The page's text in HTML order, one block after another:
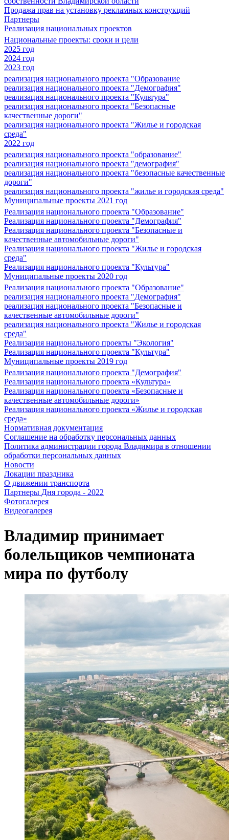
Продажа прав на установку рекламных конструкций
Партнеры
Реализация национальных проектов
Национальные проекты: сроки и цели
2025 год
2024 год
2023 год
реализация национального проекта "Образование
реализация национального проекта "Демография"
реализация национального проекта "Культура"
реализация национального проекта "Безопасные
качественные дороги"
реализация национального проекта "Жилье и городская
среда"
2022 год
реализация национального проекта "образование"
реализация национального проекта "демография"
реализация национального проекта "безопасные качественные
дороги"
реализация национального проекта "жилье и городская среда"
Муниципальные проекты 2021 год
Реализация национального проекта "Образование"
Реализация национального проекта "Демография"
Реализация национального проекта "Безопасные и
качественные автомобильные дороги"
Реализация национального проекта "Жилье и городская
среда"
Реализация национального проекта "Культура"
Муниципальные проекты 2020 год
Реализация национального проекта "Образование"
реализация национального проекта "Демография"
реализация национального проекта "Безопасные и
качественные автомобильные дороги"
реализация национального проекта "Жилье и городская
среда"
Реализация национального проекты "Экология"
Реализация национального проекта "Культура"
Муниципальные проекты 2019 год
Реализация национального проекта "Демография"
Реализация национального проекта «Культура»
Реализация национального проекта «Безопасные и
качественные автомобильные дороги»
Реализация национального проекта «Жилье и городская
среда»
Нормативная документация
Соглашение на обработку персональных данных
Политика администрации города Владимира в отношении
обработки персональных данных
Новости
Локации праздника
О движении транспорта
Партнеры Дня города - 2022
Фотогалерея
Видеогалерея
Владимир принимает
болельщиков чемпионата
мира по футболу